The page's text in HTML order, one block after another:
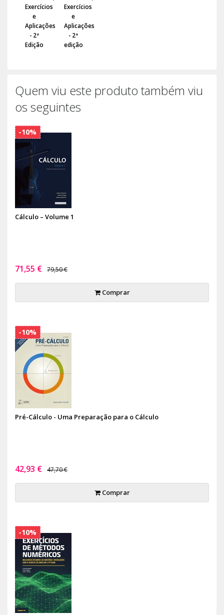
Exercícios
e
Aplicações
- 2ª
Edição
Exercícios
e
Aplicações
- 2ª
edição
Quem viu este produto também viu
os seguintes
Cálculo – Volume 1
71,55 € 79,50 €
Comprar
-10%
Pré-Cálculo - Uma Preparação para o Cálculo
42,93 € 47,70 €
Comprar
-10%
-10%